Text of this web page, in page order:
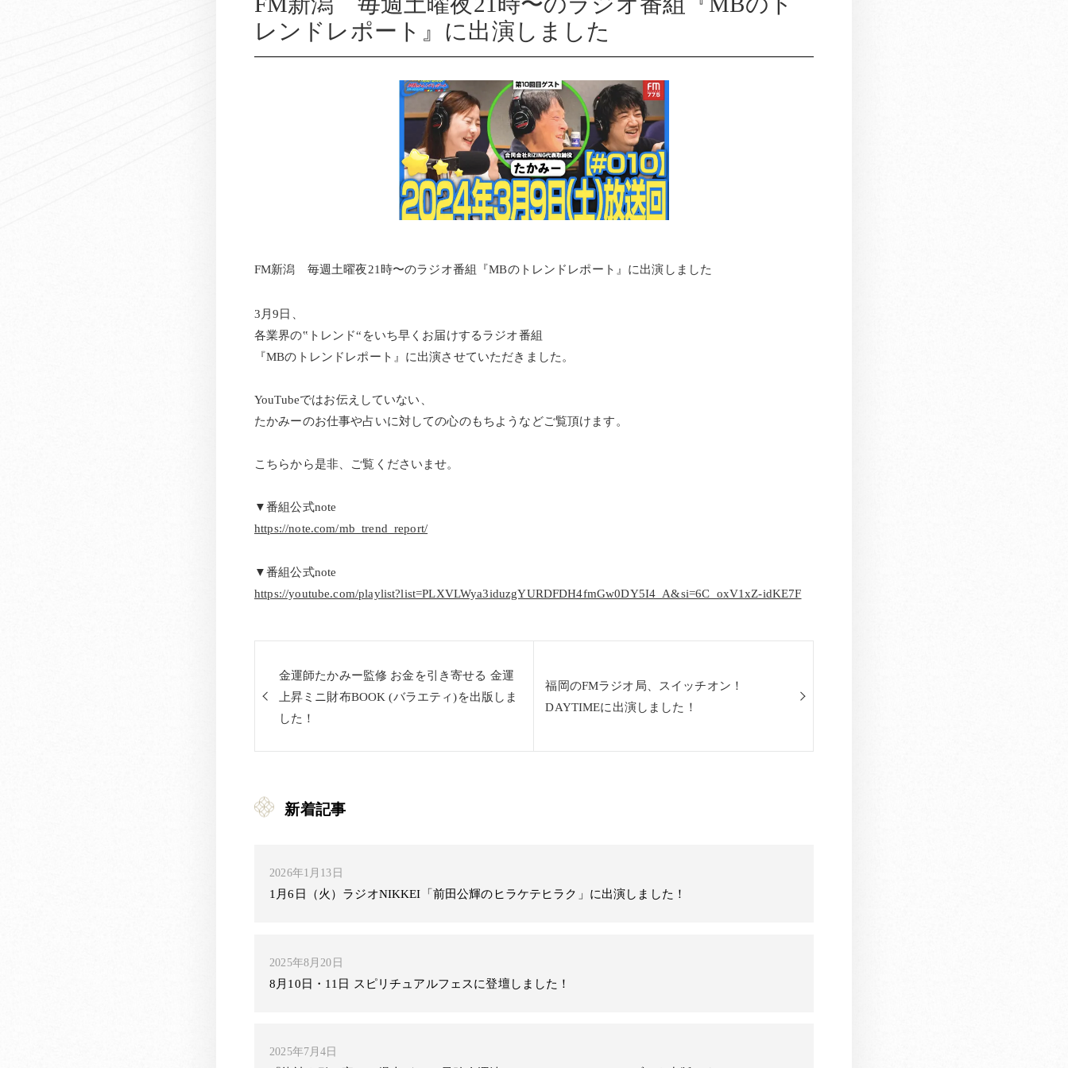
レンドレポート』に出演しました
FM新潟 毎週土曜夜21時〜のラジオ番組『MBのトレンドレポート』に出演しました
3月9日、
各業界の‟トレンド“をいち早くお届けするラジオ番組
『MBのトレンドレポート』に出演させていただきました。
YouTubeではお伝えしていない、
たかみーのお仕事や占いに対しての心のもちようなどご覧頂けます。
こちらから是非、ご覧くださいませ。
▼番組公式note
https://note.com/mb_trend_report/
▼番組公式note
https://youtube.com/playlist?list=PLXVLWya3iduzgYURDFDH4fmGw0DY5I4_A&si=6C_oxV1xZ-idKE7F
金運師たかみー監修 お金を引き寄せる 金運
上昇ミニ財布BOOK (バラエティ)を出版しま
した！
福岡のFMラジオ局、スイッチオン！
DAYTIMEに出演しました！
新着記事
2026年1月13日
1月6日（火）ラジオNIKKEI「前田公輝のヒラケテヒラク」に出演しました！
2025年8月20日
8月10日・11日 スピリチュアルフェスに登壇しました！
2025年7月4日